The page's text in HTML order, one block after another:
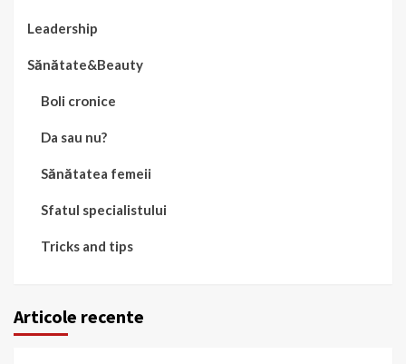
Leadership
Sănătate&Beauty
Boli cronice
Da sau nu?
Sănătatea femeii
Sfatul specialistului
Tricks and tips
Articole recente